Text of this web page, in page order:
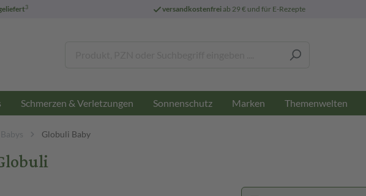
3 versandkostenfreiab 29 € und für E-Rezepte
Schmerzen & Verletzungen Sonnenschutz Marken Themenwelten
Globuli Baby